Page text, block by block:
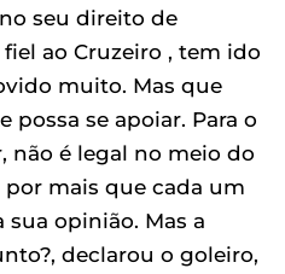
seu direito de
ao Cruzeiro , tem ido
muito. Mas que
se apoiar. Para o
não é legal no meio do
mais que cada um
opinião. Mas a
declarou o goleiro,